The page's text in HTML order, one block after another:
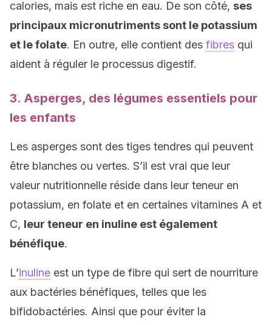
calories, mais est riche en eau. De son côté, ses
principaux micronutriments sont le potassium
et le folate. En outre, elle contient des fibres qui
aident à réguler le processus digestif.
3. Asperges, des légumes essentiels pour
les enfants
Les asperges sont des tiges tendres qui peuvent
être blanches ou vertes. S’il est vrai que leur
valeur nutritionnelle réside dans leur teneur en
potassium, en folate et en certaines vitamines A et
C, leur teneur en inuline est également
bénéfique.
L’inuline est un type de fibre qui sert de nourriture
aux bactéries bénéfiques, telles que les
bifidobactéries. Ainsi que pour éviter la